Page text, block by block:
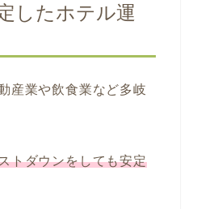
したホテル運
産業や飲食業など多岐
トダウンをしても安定